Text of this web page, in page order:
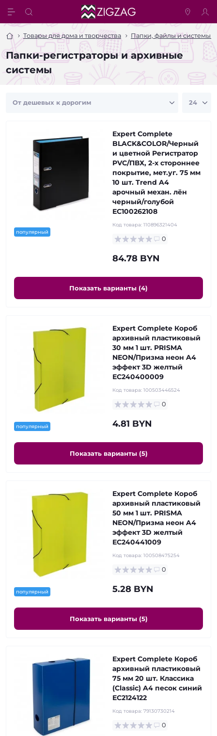
Товары для дома и творчества Папки, файлы и системы
Папки-регистраторы и архивные
системы
популярный
Expert Complete
BLACK&COLOR/Черный
и цветной Регистратор
PVC/ПВХ, 2-х стороннее
покрытие, мет.уг. 75 мм
10 шт. Trend A4
арочный механ. лён
черный/голубой
ЕС100262108
Код товара: 110896321404
0
84.78 BYN
Показать варианты (4)
популярный
Expert Complete Короб
архивный пластиковый
30 мм 1 шт. PRISMA
NEON/Призма неон A4
эффект 3D желтый
ЕС240400009
Код товара: 100503446524
0
4.81 BYN
Показать варианты (5)
популярный
Expert Complete Короб
архивный пластиковый
50 мм 1 шт. PRISMA
NEON/Призма неон A4
эффект 3D желтый
ЕС240441009
Код товара: 100508475254
0
5.28 BYN
Показать варианты (5)
Expert Complete Короб
архивный пластиковый
75 мм 20 шт. Классика
(Classic) A4 песок синий
EC2124122
Код товара: 79130730214
0